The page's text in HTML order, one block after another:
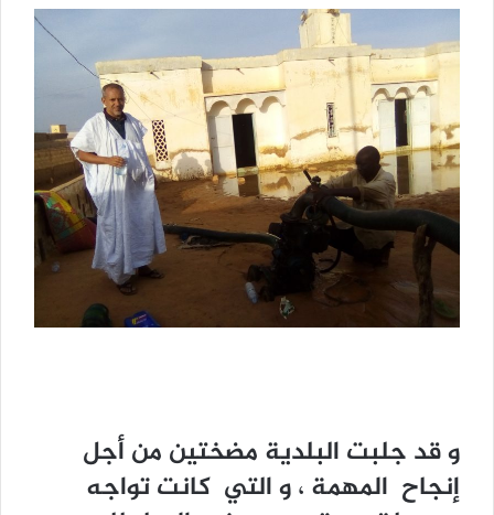
و ﻗﺪ ﺟﻠﺒﺖ ﺍﻟﺒﻠﺪﻳﺔ ﻣﻀﺨﺘﻴﻦ ﻣﻦ ﺃﺟﻞ
ﺇنجاح ﺍﻟﻤﻬﻤﺔ ، و ﺍﻟﺘﻲ كانت ﺗﻮﺍﺟﻪ